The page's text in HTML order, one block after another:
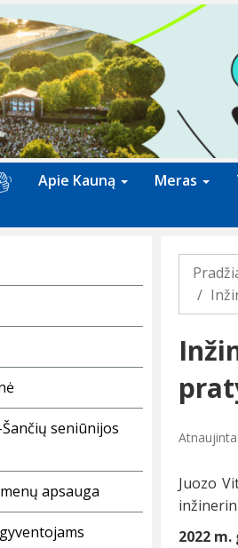
Apie Kauną Meras
seniūnijos
apsauga
Juozo
2022